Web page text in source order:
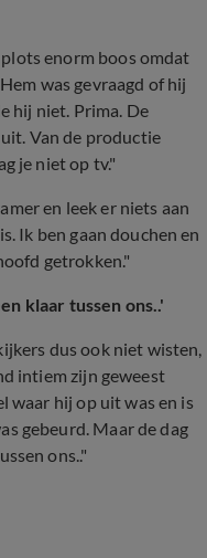
enorm boos omdat
Hem was gevraagd of hij
hij niet. Prima. De
Van de productie
je niet op tv."
en leek er niets aan
Ik ben gaan douchen en
getrokken."
klaar tussen ons..'
dus ook niet wisten,
intiem zijn geweest
waar hij op uit was en is
gebeurd. Maar de dag
ons.."